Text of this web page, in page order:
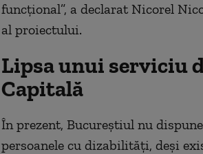
funcțional”, a declarat Nicorel
al proiectului.
Lipsa unui serviciu
Capitală
În prezent, Bucureștiul nu
persoanele cu dizabilități, deși